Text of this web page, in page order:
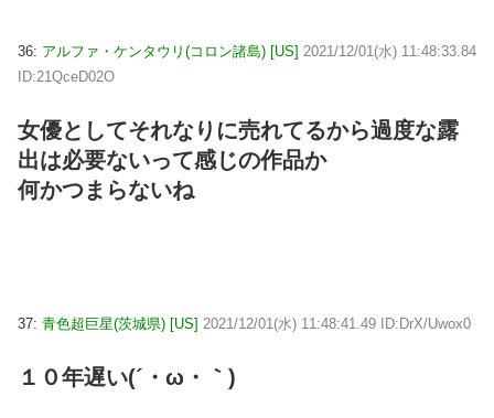
36: アルファ・ケンタウリ(コロン諸島) [US] 2021/12/01(水) 11:48:33.84
ID:21QceD02O
女優としてそれなりに売れてるから過度な露
出は必要ないって感じの作品か
何かつまらないね
37: 青色超巨星(茨城県) [US] 2021/12/01(水) 11:48:41.49 ID:DrX/Uwox0
１０年遅い(´・ω・｀)